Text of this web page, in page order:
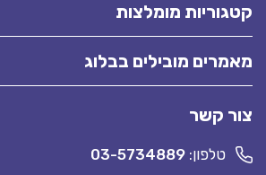
קטגוריות מומלצות
מאמרים מובילים בבלוג
צור קשר
טלפון: 03-5734889